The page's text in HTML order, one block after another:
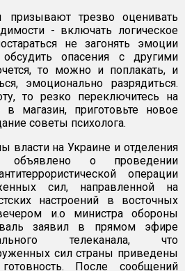
трезво оценивать
- включать логическое
не загонять эмоции
опасения с другими
то можно и поплакать, и
эмоционально разрядиться.
то резко переключитесь на
в магазин, приготовьте новое
советы психолога.
власти на Украине и отделения
о проведении
операции
сил, направленной на
настроений в восточных
и.о министра обороны
заявил в прямом эфире
телеканала, что
сил страны приведены
После сообщений